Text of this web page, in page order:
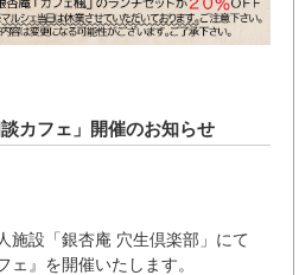
カフェ」開催のお知らせ
施設「銀杏庵 穴生倶楽部」にて
ェ』を開催いたします。